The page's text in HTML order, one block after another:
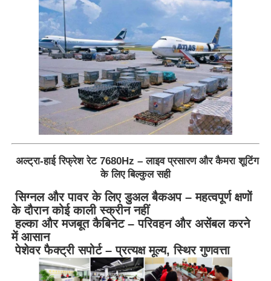
अल्ट्रा-हाई रिफ्रेश रेट 7680Hz – लाइव प्रसारण और कैमरा शूटिंग
के लिए बिल्कुल सही
सिग्नल और पावर के लिए डुअल बैकअप – महत्वपूर्ण क्षणों
के दौरान कोई काली स्क्रीन नहीं
हल्का और मजबूत कैबिनेट – परिवहन और असेंबल करने
में आसान
पेशेवर फैक्ट्री सपोर्ट – प्रत्यक्ष मूल्य, स्थिर गुणवत्ता